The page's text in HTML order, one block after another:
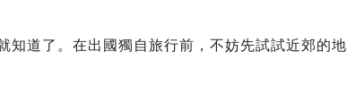
知道了。在出國獨自旅行前，不妨先試試近郊的地